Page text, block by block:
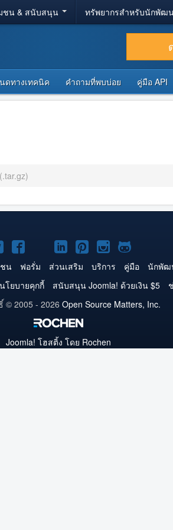
ชน & สนับสนุน ทรัพยากรสำหรับนักพัฒ
ดทางเทคนิค คำถามที่พบบ่อย คู่มือ API
น
Twitter
Joomla!
บน
Facebook
Joomla!
บน
YouTube
Joomla!
บน
LinkedIn
Joomla!
บน
Pinterest
Joomla!
บน
Instagram
Joomla!
บน
GitHub
น ฟอรั่ม ส่วนเสริม บริการ คู่มือ นักพัฒ
นโยบายคุกกี้ สนับสนุน Joomla! ด้วยเงิน $5
© 2005 - 2026 Open Source Matters, Inc.
Joomla! โฮสติ้ง โดย Rochen